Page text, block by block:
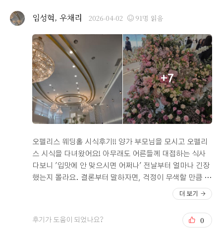
임성혁, 우채리 2026-04-02 91명 읽음
+7
오펠리스 웨딩홀 시식후기!! 양가 부모님을 모시고 오펠리
스 시식을 다녀왔어요! 아무래도 어른들께 대접하는 식사
다보니 '입맛에 안 맞으시면 어쩌나' 전날부터 얼마나 긴장
했는지 몰라요. 결론부터 말하자면, 걱정이 무색할 만큼 양
가 모두 대만족하셔서 마음이 확 놓였답니다! 저희는 시식
이다보니 보조 연회장을 안내받고 그곳에서 시식하였지만
본연회장에 입장하자마자 멋진뷰에 다들 만족하셨어요! 인
왕산과 북악산을 뒤로하는 서울 도심의 풍경이 정말로 멋
더 보기
후기가 도움이 되었나요? 0